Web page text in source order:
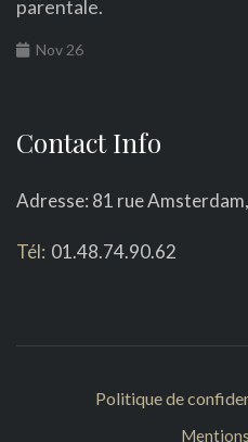
parentale.
Nov 26
Contact Info
Adresse: 81 rue
Tél: 01.48.74.90.62
Politique de